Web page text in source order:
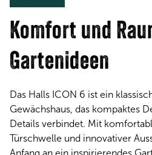
Komfort und
Gartenideen
Das Halls ICON 6 ist ein
Gewächshaus, das kompaktes
Details verbindet. Mit
Türschwelle und innovativer